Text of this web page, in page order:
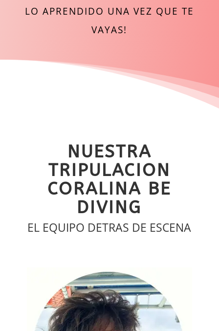
LO APRENDIDO UNA VEZ QUE TE
VAYAS!
NUESTRA
TRIPULACION
CORALINA BE
DIVING
EL EQUIPO DETRAS DE ESCENA